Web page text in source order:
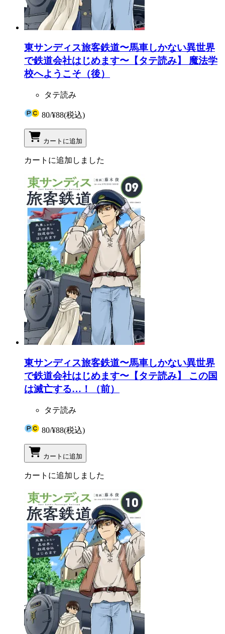
東サンディス旅客鉄道〜馬車しかない異世界
で鉄道会社はじめます〜【タテ読み】 魔法学
校へようこそ（後）
タテ読み
80/¥88(税込)
カートに追加
カートに追加しました
東サンディス旅客鉄道〜馬車しかない異世界
で鉄道会社はじめます〜【タテ読み】 この国
は滅亡する…！（前）
タテ読み
80/¥88(税込)
カートに追加
カートに追加しました